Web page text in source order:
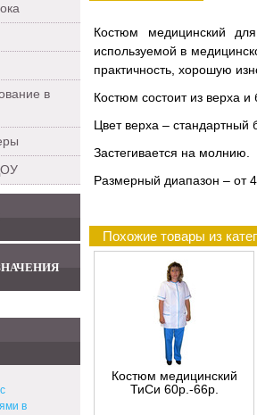
в
в
Костюм медицинский
используемой в
практичность, хорошую
Костюм состоит из верха
Цвет верха – стандартный
Застегивается на молнию.
Размерный диапазон – от
Похожие товары из
Костюм медицинский
ТиСи 60р.-66р.